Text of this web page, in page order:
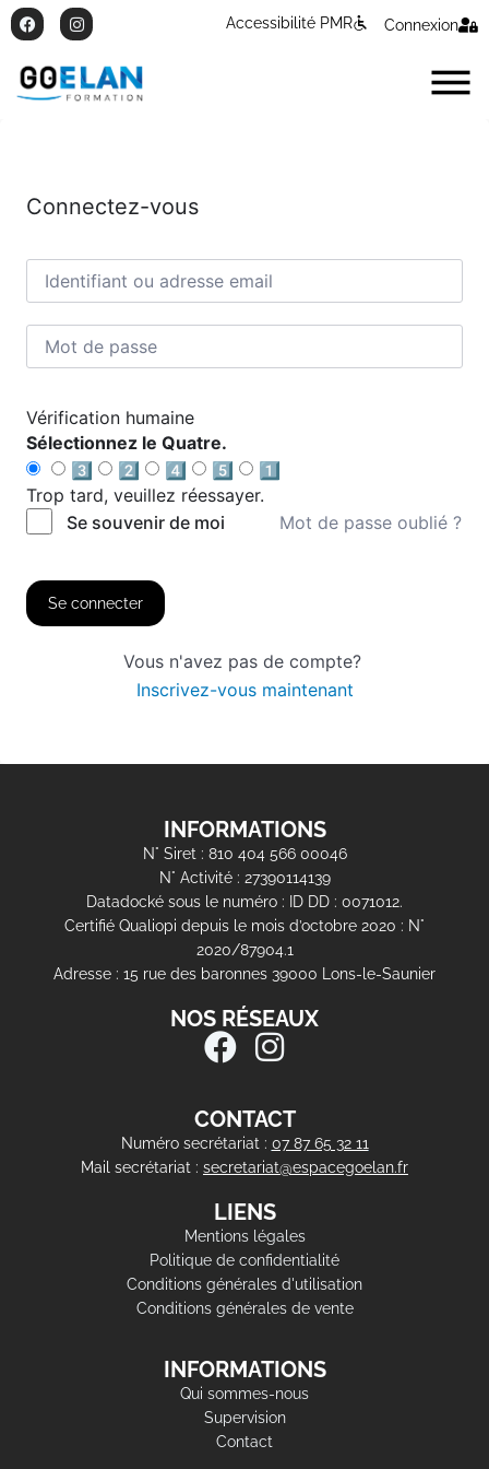
Accessibilité PMR Connexion
Connectez-vous
Vérification humaine
Sélectionnez le Quatre.
3️⃣
2️⃣ 4️⃣ 5️⃣
1️⃣
Trop tard, veuillez réessayer.
Se souvenir de moi
Mot de passe oublié ?
Se connecter
Vous n'avez pas de compte?
Inscrivez-vous maintenant
INFORMATIONS
N° Siret : 810 404 566 00046
N° Activité : 27390114139
Datadocké sous le numéro : ID DD : 0071012.
Certifié Qualiopi depuis le mois d’octobre 2020 : N°
2020/87904.1
Adresse : 15 rue des baronnes 39000 Lons-le-Saunier
NOS RÉSEAUX
CONTACT
Numéro secrétariat : 07 87 65 32 11
Mail secrétariat : secretariat@espacegoelan.fr
LIENS
Mentions légales
Politique de confidentialité
Conditions générales d'utilisation
Conditions générales de vente
INFORMATIONS
Qui sommes-nous
Supervision
Contact